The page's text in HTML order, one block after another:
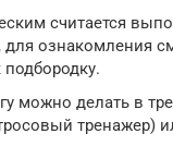
считается
для ознакомления
подбородку.
можно делать в
тренажер)